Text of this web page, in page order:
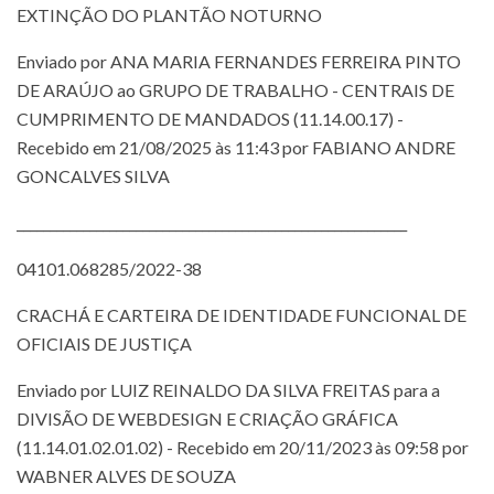
EXTINÇÃO DO PLANTÃO NOTURNO
Enviado por ANA MARIA FERNANDES FERREIRA PINTO
DE ARAÚJO ao GRUPO DE TRABALHO - CENTRAIS DE
CUMPRIMENTO DE MANDADOS (11.14.00.17) -
Recebido em 21/08/2025 às 11:43 por FABIANO ANDRE
GONCALVES SILVA
04101.068285/2022-38
CRACHÁ E CARTEIRA DE IDENTIDADE FUNCIONAL DE
OFICIAIS DE JUSTIÇA
Enviado por LUIZ REINALDO DA SILVA FREITAS para a
DIVISÃO DE WEBDESIGN E CRIAÇÃO GRÁFICA
(11.14.01.02.01.02) - Recebido em 20/11/2023 às 09:58 por
WABNER ALVES DE SOUZA